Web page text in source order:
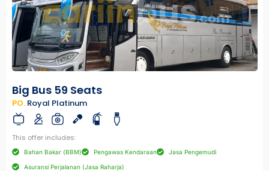
Big Bus 59 Seats
PO. Royal Platinum
This offer includes:
Bahan Bakar (BBM) Pengawas Kendaraan Jasa Pengemudi
Asuransi Perjalanan (Jasa Raharja)